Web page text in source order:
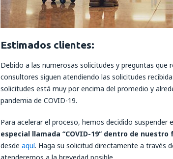
Estimados clientes:
Debido a las numerosas solicitudes y preguntas
consultores siguen atendiendo las solicitudes
solicitudes está muy por encima del promedio y
pandemia de COVID-19.
Para acelerar el proceso, hemos decidido
especial llamada “COVID-19” dentro de
desde aquí. Haga su solicitud directamente a través